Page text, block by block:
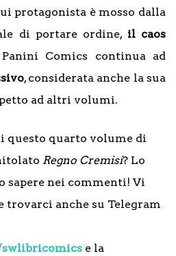
protagonista è mosso dalla
di portare ordine, il caos
Panini Comics continua ad
, considerata anche la sua
ad altri volumi.
questo quarto volume di
Regno Cremisi? Lo
sapere nei commenti! Vi
trovarci anche su Telegram
e la